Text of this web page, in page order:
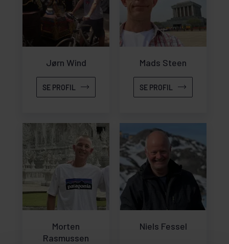
Jørn Wind
SE PROFIL
Mads Steen
SE PROFIL
Morten
Rasmussen
Niels Fessel